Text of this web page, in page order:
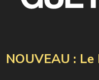
NOUVEAU :